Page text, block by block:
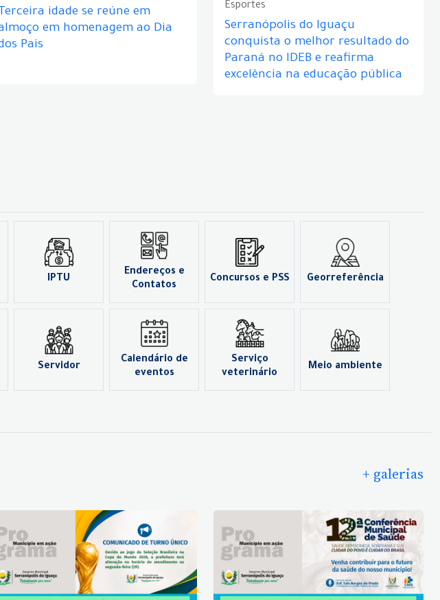
Terceira idade se reúne em
em homenagem ao Dia
Pais
Esportes
Serranópolis do Iguaçu
conquista o melhor resultado do
Paraná no IDEB e reafirma
excelência na educação pública
IPTU
Endereços e
Contatos
Concursos e PSS Georreferência
Servidor
Calendário de
eventos
Serviço
veterinário
Meio ambiente
+ galerias